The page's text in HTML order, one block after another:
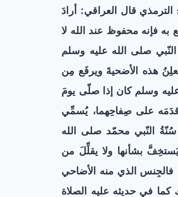
قال العراقي: أرادَ
فإنه محفوظ عند الله لا
صلى الله عليه وسلم
هذه الأضحيةَ ويرفَع مِن
وسلم كان إذا صلّى يومَ
قدَمَه على صِفاحِهما، يُسمِّي
سُنّةُ النّبي محمّد صلى الله
بشأنها ولا يقلِّلَ من
فالجِنس الذي منه الأضاحي
كما في حديثه عليه الصلاة